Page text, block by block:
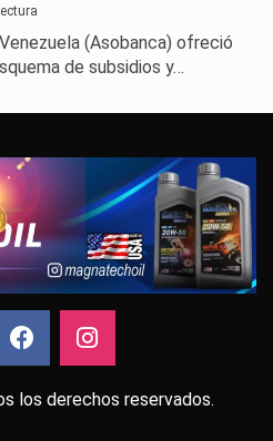
(Asobanca) ofreció
de subsidios y…
los derechos reservados.